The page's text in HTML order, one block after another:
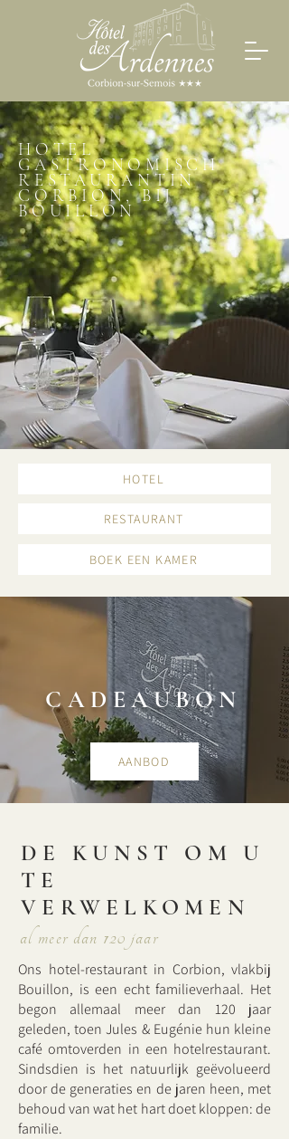
HOTEL
GASTRONOMISCH
RESTAURANTIN
CORBION, BIJ
BOUILLON
HOTEL
RESTAURANT
BOEK EEN KAMER
CADEAUBON
AANBOD
DE KUNST OM U
TE
VERWELKOMEN
al meer dan 120 jaar
Ons hotel-restaurant in Corbion, vlakbij
Bouillon, is een echt familieverhaal. Het
begon allemaal meer dan 120 jaar
geleden, toen Jules & Eugénie hun kleine
café omtoverden in een hotelrestaurant.
Sindsdien is het natuurlijk geëvolueerd
door de generaties en de jaren heen, met
behoud van wat het hart doet kloppen: de
familie.